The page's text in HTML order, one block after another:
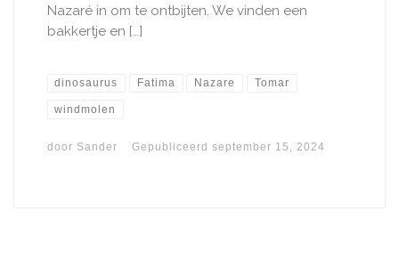
Nazaré in om te ontbijten. We vinden een
bakkertje en […]
dinosaurus Fatima Nazare Tomar
windmolen
door Sander Gepubliceerd september 15, 2024